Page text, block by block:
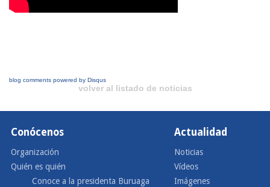
blog comments powered by Disqus
volver al listado de noticias
Conócenos
Organización
Quién es quién
Conoce a la presidenta Buruaga
Actualidad
Noticias
Vídeos
Imágenes